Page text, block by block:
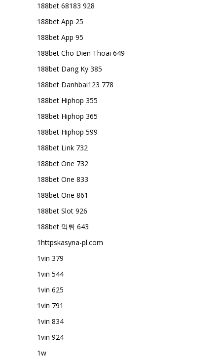
188bet 68183 928
188bet App 25
188bet App 95
188bet Cho Dien Thoai 649
188bet Dang Ky 385
188bet Danhbai123 778
188bet Hiphop 355
188bet Hiphop 365
188bet Hiphop 599
188bet Link 732
188bet One 732
188bet One 833
188bet One 861
188bet Slot 926
188bet 먹튀 643
1httpskasyna-pl.com
1vin 379
1vin 544
1vin 625
1vin 791
1vin 834
1vin 924
1w